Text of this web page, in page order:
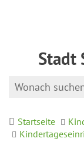
Stadt
Startseite